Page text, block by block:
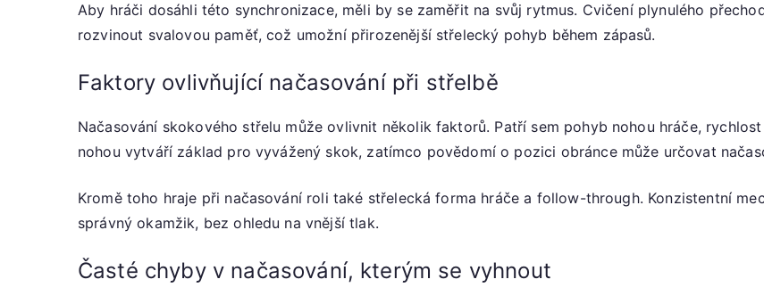
Aby hráči dosáhli této synchronizace, měli by se zaměřit na svůj rytmus. Cvičení plynulého
rozvinout svalovou paměť, což umožní přirozenější střelecký pohyb během zápasů.
Faktory ovlivňující načasování při střelbě
Načasování skokového střelu může ovlivnit několik faktorů. Patří sem pohyb nohou hráče,
nohou vytváří základ pro vyvážený skok, zatímco povědomí o pozici obránce může určovat
Kromě toho hraje při načasování roli také střelecká forma hráče a follow-through. Konzistentní
správný okamžik, bez ohledu na vnější tlak.
Časté chyby v načasování, kterým se vyhnout